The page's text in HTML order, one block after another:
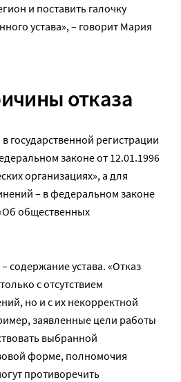
и поставить галочку
устава», – говорит Мария
отказа
государственной регистрации
законе от 12.01.1996
организациях», а для
– в федеральном законе
общественных
содержание устава. «Отказ
с отсутствием
но и с их некорректной
заявленные цели работы
выбранной
форме, полномочия
противоречить